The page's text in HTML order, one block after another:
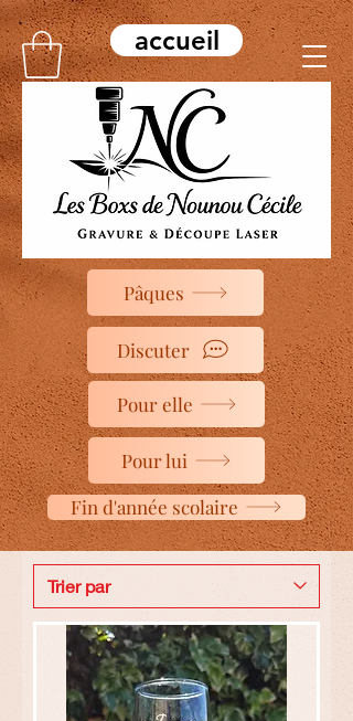
Fin d'année scolaire
Pour elle
Pour lui
Discuter
accueil
Pâques